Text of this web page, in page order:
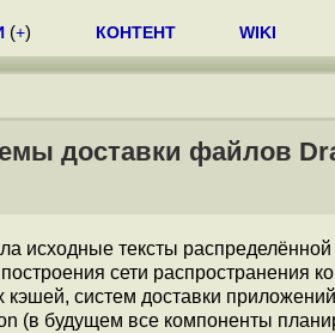
(+) КОНТЕНТ WIKI
доставки файлов
исходные тексты
сети распространения
систем доставки
(в будущем все компоненты